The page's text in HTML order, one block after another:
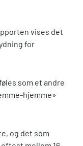
vises det
for
som et andre
hjemme»
og det som